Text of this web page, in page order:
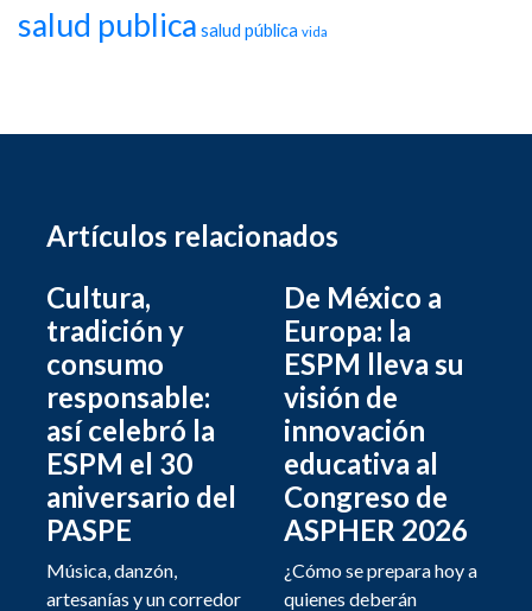
salud publica salud pública vida
Artículos relacionados
Cultura,
tradición y
consumo
responsable:
así celebró la
ESPM el 30
aniversario del
PASPE
Música, danzón,
artesanías y un corredor
De México a
Europa: la
ESPM lleva su
visión de
innovación
educativa al
Congreso de
ASPHER 2026
¿Cómo se prepara hoy a
quienes deberán